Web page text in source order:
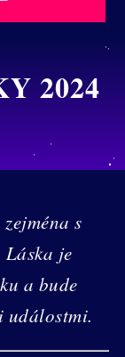
2024
s
je
a bude
událostmi.